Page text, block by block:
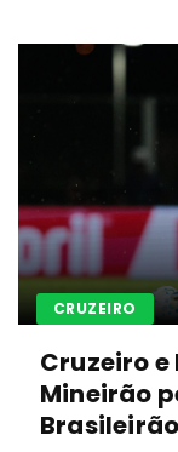
CRUZEIRO
Cruzeiro
Mineirão
Brasileirão